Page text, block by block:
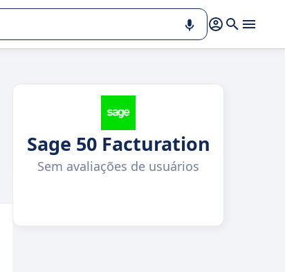
Sage 50 Facturation
Sem avaliações de usuários